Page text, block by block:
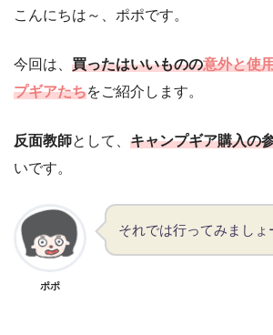
こんにちは～、ポポです。
今回は、 買ったはいいものの意外と使
プギアたちをご紹介します。
反面教師として、 キャンプギア購入の
いです。
ポポ
それでは行ってみましょ